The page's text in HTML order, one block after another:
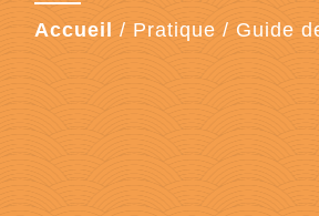
Accueil / Pratique / Guide